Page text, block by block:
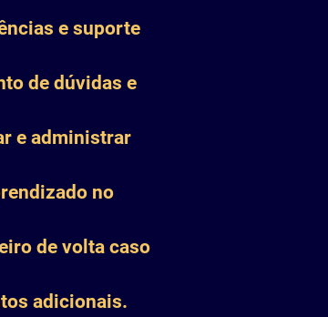
e suporte
de dúvidas e
e administrar
no
de volta caso
adicionais.